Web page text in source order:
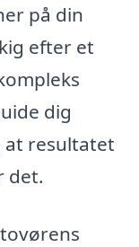
på din
efter et
dig
at resultatet
det.